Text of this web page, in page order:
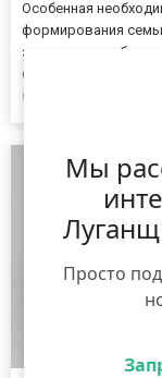
Мы
Просто
Особенная
формирования
замечаем, как
фотосессии В
в семейном кругу
локациях можно